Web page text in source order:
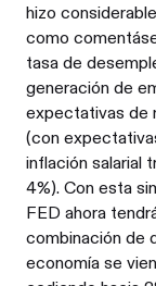
hizo
como
tasa de
generación de
expectativas de
(con
inflación salarial
4%). Con esta
FED ahora
combinación de
economía se